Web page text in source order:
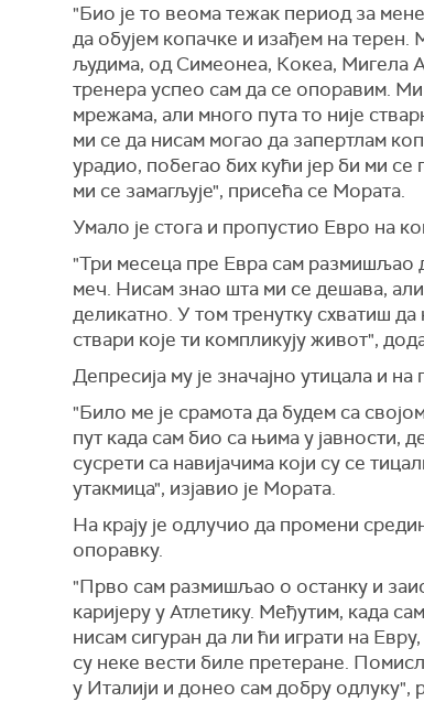
"Био је то веома тежак период за
да обујем копачке и изађем на терен.
људима, од Симеонеа, Кокеа, Мигела
тренера успео сам да се опоравим.
мрежама, али много пута то није
ми се да нисам могао да запертлам
урадио, побегао бих кући јер би ми
ми се замагљује", присећа се Мората.
Умало је стога и пропустио Евро на
"Три месеца пре Евра сам размишљао
меч. Нисам знао шта ми се дешава,
деликатно. У том тренутку схватиш
ствари које ти компликују живот",
Депресија му је значајно утицала и
"Било ме је срамота да будем са
пут када сам био са њима у јавности,
сусрети са навијачима који су се
утакмица", изјавио је Мората.
На крају је одлучио да промени
опоравку.
"Прво сам размишљао о останку и
каријеру у Атлетику. Међутим, када
нисам сигуран да ли ћи играти на
су неке вести биле претеране.
у Италији и донео сам добру одлуку",